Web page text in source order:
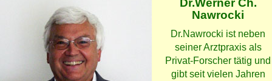
Dr.Werner Ch.
Nawrocki
Dr.Nawrocki ist neben
seiner Arztpraxis als
Privat-Forscher tätig und
gibt seit vielen Jahren